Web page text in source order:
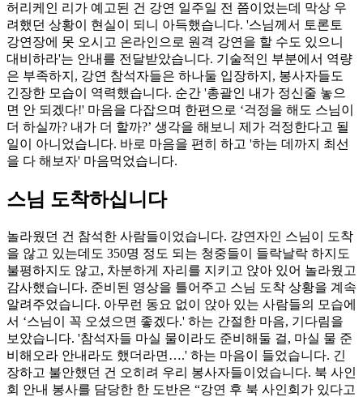
허리케인 리가 예고된 건 강연 일주일 전 쯤이었는데 막상 우
려했던 상황이 현실이 되니 아득했습니다. '스님께서 토론토
강연장에 못 오시고 온라인으로 원격 강연을 할 수도 있으니
대비하라'는 안내를 전달받았습니다. 기술적인 부분에서 역량
은 부족하지, 강연 참석자들은 하나둘 입장하지, 봉사자들도
긴장한 모습이 역력했습니다. 순간 '총괄인 내가 정신줄 놓으
면 안 되겠다!' 마음을 다잡으며 한편으로 ‘걱정을 해도 스님이
더 하실까? 내가 더 할까?’ 생각을 해보니 제가 걱정한다고 될
일이 아니었습니다. 바로 마음을 편히 하고 '하는 데까지 최선
을 다 해보자' 마음먹었습니다.
스님 도착하십니다
놀라웠던 건 참석한 사람들이었습니다. 강연자인 스님이 도착
을 않고 있는데도 350명 정도 되는 청중들이 들락날락 하지도
불평하지도 않고, 차분하게 자리를 지키고 앉아 있어 놀라웠고
감사했습니다. 준비된 영상을 틀어주고 스님 도착 상황을 계속
알려주었습니다. 아무런 동요 없이 앉아 있는 사람들의 모습에
서 ‘스님이 꼭 오셨으면 좋겠다.' 하는 간절한 마음, 기다림을
보았습니다. '참석자들 마실 물이라도 준비해둘 걸, 마실 물 준
비해오라 안내라도 했더라면….' 하는 마음이 들었습니다. 긴
장하고 불안했던 건 오히려 우리 봉사자들이었습니다. 북 사인
회 안내 봉사를 담당한 한 도반은 “강연 후 북 사인회가 있다고